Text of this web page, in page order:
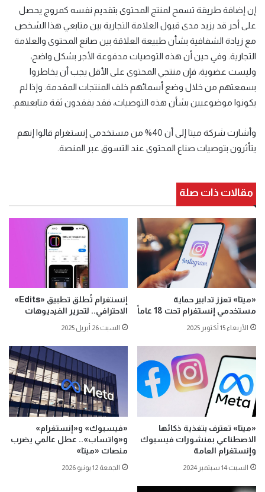
إن إضافة طريقة تسمح لمنتج المحتوى بتقديم نفسه كمروج يحصل
على أجر قد يزيد مدى قبول العلامة التجارية بين متابعي هذا الشخص
مع زيادة الشفافية بشأن طبيعة العلاقة بين صانع المحتوى والعلامة
التجارية. وفي حين أن هذه التوصيات مدفوعة الأجر بشكل واضح،
وليست عضوية، فإن منتجي المحتوى على الأقل يجب أن يخاطروا
بسمعتهم من خلال وضع أسمائهم خلف المنتجات المقدمة. وإذا لم
يكونوا موضوعيين بشأن هذه التوصيات، فقد يفقدون ثقة متابعيهم.
وأشارت شركة ميتا إلى أن 40% من مستخدمي إنستغرام قالوا إنهم
يتأثرون بتوصيات صناع المحتوى عند التسوق عبر المنصة.
مقالات ذات صلة
«ميتا» تعزز تدابير حماية
مستخدمي إنستغرام تحت 18 عاماً
الأربعاء 15 أكتوبر 2025
إنستغرام تُطلق تطبيق «Edits»
الاحترافي.. لتحرير الفيديوهات
السبت 26 أبريل 2025
«ميتا» تعترف بتغذية ذكائها
الاصطناعي بمنشورات فيسبوك
وإنستغرام العامة
السبت 14 سبتمبر 2024
«فيسبوك» و«إنستغرام»
و«واتساب».. عطل عالمي يضرب
منصات «ميتا»
الجمعة 12 يونيو 2026